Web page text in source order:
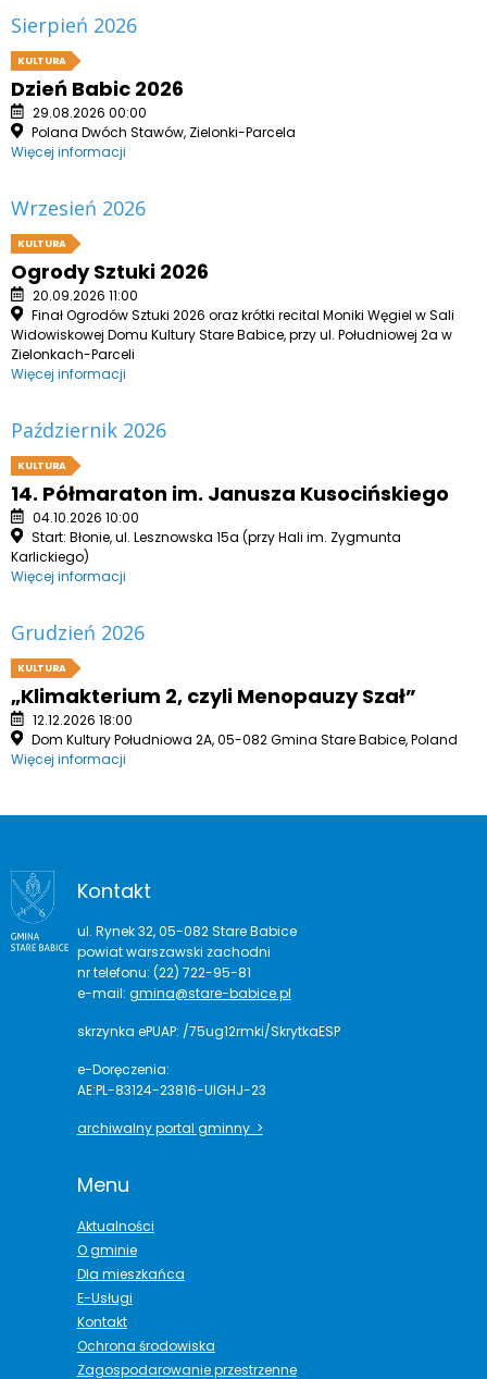
Sierpień 2026
KULTURA
Dzień Babic 2026
29.08.2026 00:00
Polana Dwóch Stawów, Zielonki-Parcela
Więcej informacji
Wrzesień 2026
KULTURA
Ogrody Sztuki 2026
20.09.2026 11:00
Finał Ogrodów Sztuki 2026 oraz krótki recital Moniki Węgiel w Sali
Widowiskowej Domu Kultury Stare Babice, przy ul. Południowej 2a w
Zielonkach-Parceli
Więcej informacji
Październik 2026
KULTURA
14. Półmaraton im. Janusza Kusocińskiego
04.10.2026 10:00
Start: Błonie, ul. Lesznowska 15a (przy Hali im. Zygmunta
Karlickiego)
Więcej informacji
Grudzień 2026
KULTURA
„Klimakterium 2, czyli Menopauzy Szał”
12.12.2026 18:00
Dom Kultury Południowa 2A, 05-082 Gmina Stare Babice, Poland
Więcej informacji
Kontakt
ul. Rynek 32, 05-082 Stare Babice
powiat warszawski zachodni
nr telefonu: (22) 722-95-81
e-mail: gmina@stare-babice.pl
skrzynka ePUAP: /75ug12rmki/SkrytkaESP
e-Doręczenia:
AE:PL-83124-23816-UIGHJ-23
archiwalny portal gminny >
Menu
Aktualności
O gminie
Dla mieszkańca
E-Usługi
Kontakt
Ochrona środowiska
Zagospodarowanie przestrzenne